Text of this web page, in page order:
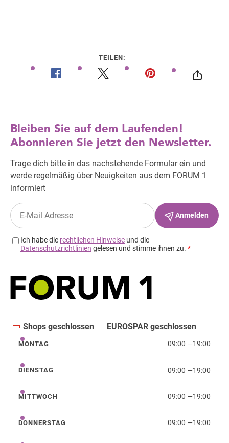
TEILEN:
Shops geschlossen EUROSPAR geschlossen
Montag
MONTAG 09:00 —19:00
Dienstag
DIENSTAG 09:00 —19:00
Mittwoch
MITTWOCH 09:00 —19:00
Donnerstag
DONNERSTAG 09:00 —19:00